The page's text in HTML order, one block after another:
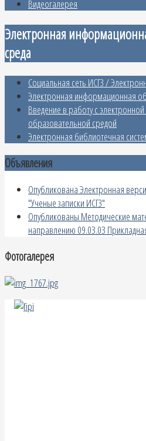
Видеогалерея
Электронная
среда
Социальная сеть ИСГЗ /
Электронная информационная
Введение в работу с
образовательной средой
Электронная библиотечная
Объявления
Опубликована Электронная
"Ученые записки ИСГЗ"
Опубликованы Методические
направлению 09.03.03
Фотогалерея